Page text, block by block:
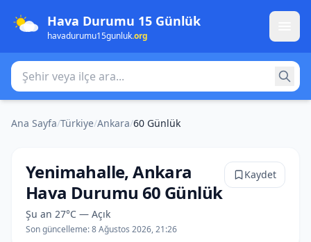
Hava Durumu 15 Günlük
havadurumu15gunluk.org
Şehir veya ilçe ara
Ana Sayfa/Türkiye/Ankara/60 Günlük
Yenimahalle, Ankara
Hava Durumu 60 Günlük
Şu an 27°C — Açık
Son güncelleme:8 Ağustos 2026, 21:26
Kaydet